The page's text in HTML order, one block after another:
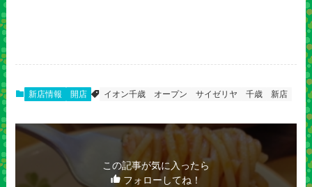
新店情報 開店 イオン千歳 オープン サイゼリヤ 千歳 新店
この記事が気に入ったら
フォローしてね！